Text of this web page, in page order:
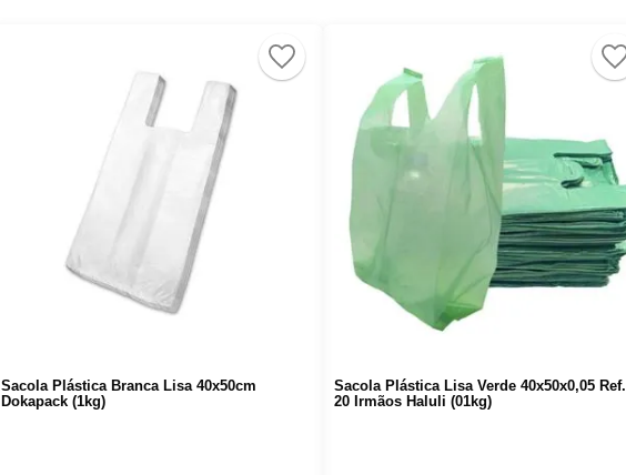
Sacola Plástica Branca Lisa 40x50cm
Dokapack (1kg)
Sacola Plástica Lisa Verde 40x50x0,05 Ref.
20 Irmãos Haluli (01kg)